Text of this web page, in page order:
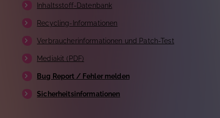
Inhaltsstoff-Datenbank
Recycling-Informationen
Verbraucherinformationen und Patch-Test
Mediakit (PDF)
Bug Report / Fehler melden
Sicherheitsinformationen